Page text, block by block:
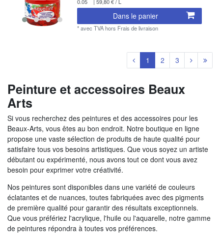
0.05 | 59,80 € / L
Dans le panier
*avec TVAhors Frais de livraison
1 2 3
Peinture et accessoires Beaux
Arts
Si vous recherchez des peintures et des accessoires pour les
Beaux-Arts, vous êtes au bon endroit. Notre boutique en ligne
propose une vaste sélection de produits de haute qualité pour
satisfaire tous vos besoins artistiques. Que vous soyez un artiste
débutant ou expérimenté, nous avons tout ce dont vous avez
besoin pour exprimer votre créativité.
Nos peintures sont disponibles dans une variété de couleurs
éclatantes et de nuances, toutes fabriquées avec des pigments
de première qualité pour garantir des résultats exceptionnels.
Que vous préfériez l'acrylique, l'huile ou l'aquarelle, notre gamme
de peintures répondra à toutes vos préférences.